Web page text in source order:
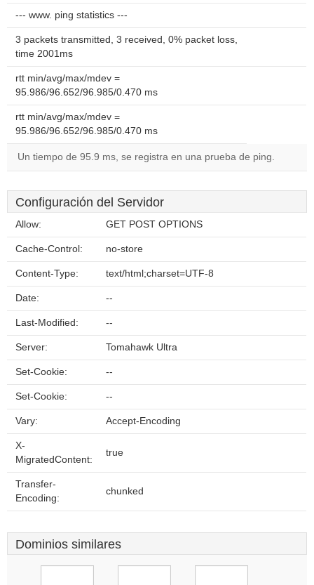
--- www. ping statistics ---
3 packets transmitted, 3 received, 0% packet loss,
time 2001ms
rtt min/avg/max/mdev =
95.986/96.652/96.985/0.470 ms
rtt min/avg/max/mdev =
95.986/96.652/96.985/0.470 ms
Un tiempo de 95.9 ms, se registra en una prueba de ping.
Configuración del Servidor
Allow: GET POST OPTIONS
Cache-Control: no-store
Content-Type: text/html;charset=UTF-8
Date: --
Last-Modified: --
Server: Tomahawk Ultra
Set-Cookie: --
Set-Cookie: --
Vary: Accept-Encoding
X-
MigratedContent:
true
Transfer-
Encoding:
chunked
Dominios similares